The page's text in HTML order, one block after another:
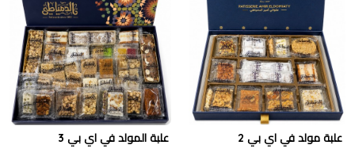
علبة مولد في اي بي 2 علبة المولد في اي بي 3